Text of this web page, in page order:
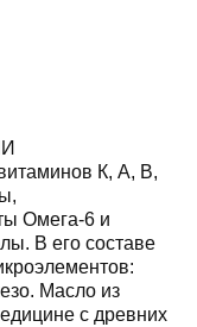
К, А, В,
Омега-6 и
В его составе
Масло из
с древних